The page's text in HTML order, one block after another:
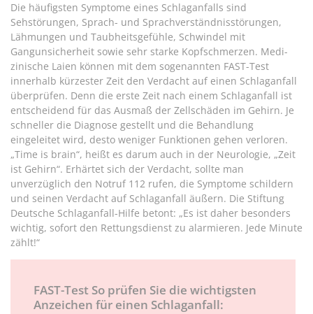
Die häufigsten Symptome eines Schlaganfalls sind
Sehstörungen, Sprach- und Sprachverständnisstörungen,
Lähmungen und Taubheitsgefühle, Schwindel mit
Gangunsicherheit sowie sehr starke Kopfschmerzen. Medi-
zinische Laien können mit dem sogenannten FAST-Test
innerhalb kürzester Zeit den Verdacht auf einen Schlaganfall
überprüfen. Denn die erste Zeit nach einem Schlaganfall ist
entscheidend für das Ausmaß der Zellschäden im Gehirn. Je
schneller die Diagnose gestellt und die Behandlung
eingeleitet wird, desto weniger Funktionen gehen verloren.
„Time is brain“, heißt es darum auch in der Neurologie, „Zeit
ist Gehirn“. Erhärtet sich der Verdacht, sollte man
unverzüglich den Notruf 112 rufen, die Symptome schildern
und seinen Verdacht auf Schlaganfall äußern. Die Stiftung
Deutsche Schlaganfall-Hilfe betont: „Es ist daher besonders
wichtig, sofort den Rettungsdienst zu alarmieren. Jede Minute
zählt!“
FAST-Test So prüfen Sie die wichtigsten
Anzeichen für einen Schlaganfall: